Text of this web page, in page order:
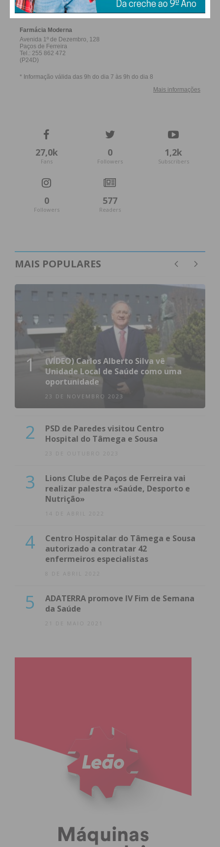
condições
27,0k
Fans
0
Followers
1,2k
Subscribers
0
Followers
577
Readers
MAIS POPULARES
1
(VÍDEO) Carlos Alberto Silva vê
Unidade Local de Saúde como uma
oportunidade
23 DE NOVEMBRO 2023
2
PSD de Paredes visitou Centro
Hospital do Tâmega e Sousa
23 DE OUTUBRO 2023
3
Lions Clube de Paços de Ferreira vai
realizar palestra «Saúde, Desporto e
Nutrição»
14 DE ABRIL 2022
4
Centro Hospitalar do Tâmega e Sousa
autorizado a contratar 42
enfermeiros especialistas
8 DE ABRIL 2022
5
ADATERRA promove IV Fim de Semana
da Saúde
21 DE MAIO 2021